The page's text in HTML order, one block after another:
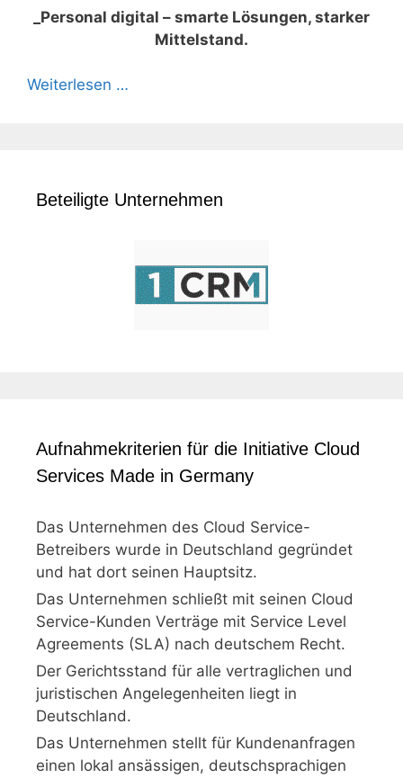
_Personal digital – smarte Lösungen, starker
Mittelstand.
Weiterlesen …
Beteiligte Unternehmen
Aufnahmekriterien für die Initiative Cloud
Services Made in Germany
Das Unternehmen des Cloud Service-
Betreibers wurde in Deutschland gegründet
und hat dort seinen Hauptsitz.
Das Unternehmen schließt mit seinen Cloud
Service-Kunden Verträge mit Service Level
Agreements (SLA) nach deutschem Recht.
Der Gerichtsstand für alle vertraglichen und
juristischen Angelegenheiten liegt in
Deutschland.
Das Unternehmen stellt für Kundenanfragen
einen lokal ansässigen, deutschsprachigen